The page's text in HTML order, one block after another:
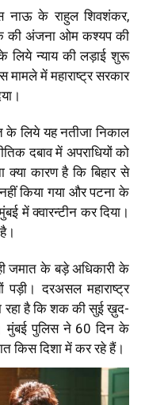
नाऊ के राहुल शिवशंकर,
की अंजना ओम कश्यप की
लिये न्याय की लड़ाई शुरू
मामले में महाराष्ट्र सरकार
के लिये यह नतीजा निकाल
दबाव में अपराधियों को
क्या कारण है कि बिहार से
किया गया और पटना के
में क्वारन्टीन कर दिया।
जमात के बड़े अधिकारी के
पड़ी। दरअसल महाराष्ट्र
रहा है कि शक की सुई ख़ुद-
पुलिस ने 60 दिन के
किस दिशा में कर रहे हैं।